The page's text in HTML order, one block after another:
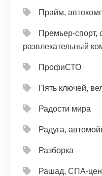
Прайм,
Премьер-спорт,
развлекательный
ПрофиСТО
Пять ключей,
Радости мира
Радуга,
Разборка
Рашад, СПА-